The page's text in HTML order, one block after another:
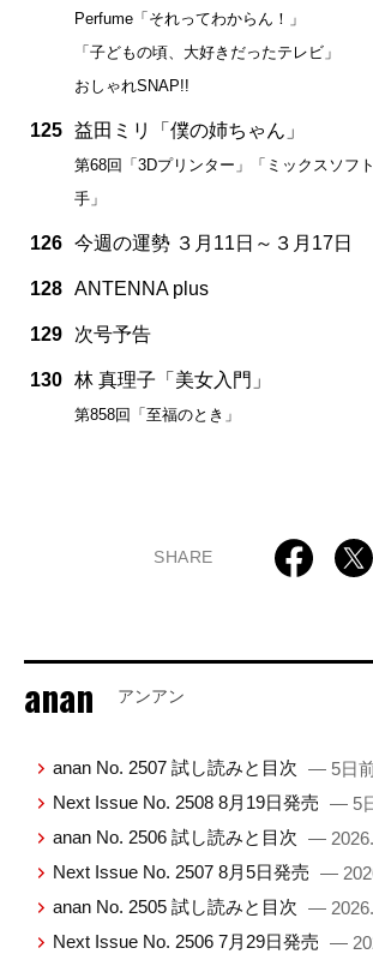
Perfume「それってわからん！」
「子どもの頃、大好きだったテレビ」
おしゃれSNAP!!
125 益田ミリ「僕の姉ちゃん」
第68回「3Dプリンター」「ミックスソフ
手」
126 今週の運勢 ３月11日～３月17日
128 ANTENNA plus
129 次号予告
130 林 真理子「美女入門」
第858回「至福のとき」
SHARE
anan アンアン
anan No. 2507 試し読みと目次 — 5日
Next Issue No. 2508 8月19日発売 — 5
anan No. 2506 試し読みと目次 —
Next Issue No. 2507 8月5日発売 —
anan No. 2505 試し読みと目次 —
Next Issue No. 2506 7月29日発売 —